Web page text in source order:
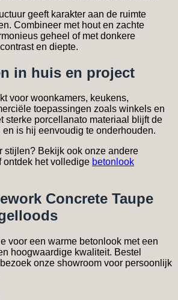
geeft karakter aan de ruimte
Combineer met hout en zachte
geheel of met donkere
en diepte.
in huis en project
voor woonkamers, keukens,
toepassingen zoals winkels en
sterke porcellanato materiaal blijft de
is hij eenvoudig te onderhouden.
stijlen? Bekijk ook onze andere
ontdek het volledige betonlook
Concrete Taupe
voor een warme betonlook met een
hoogwaardige kwaliteit. Bestel
onze showroom voor persoonlijk